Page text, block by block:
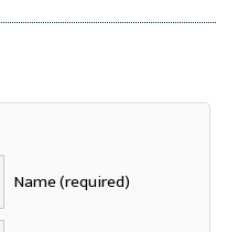
Name (required)